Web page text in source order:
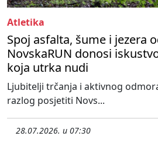
Atletika
Spoj asfalta, šume i jezera
NovskaRUN donosi
koja utrka nudi
Ljubitelji trčanja i aktivnog
razlog posjetiti Novs...
28.07.2026. u 07:30